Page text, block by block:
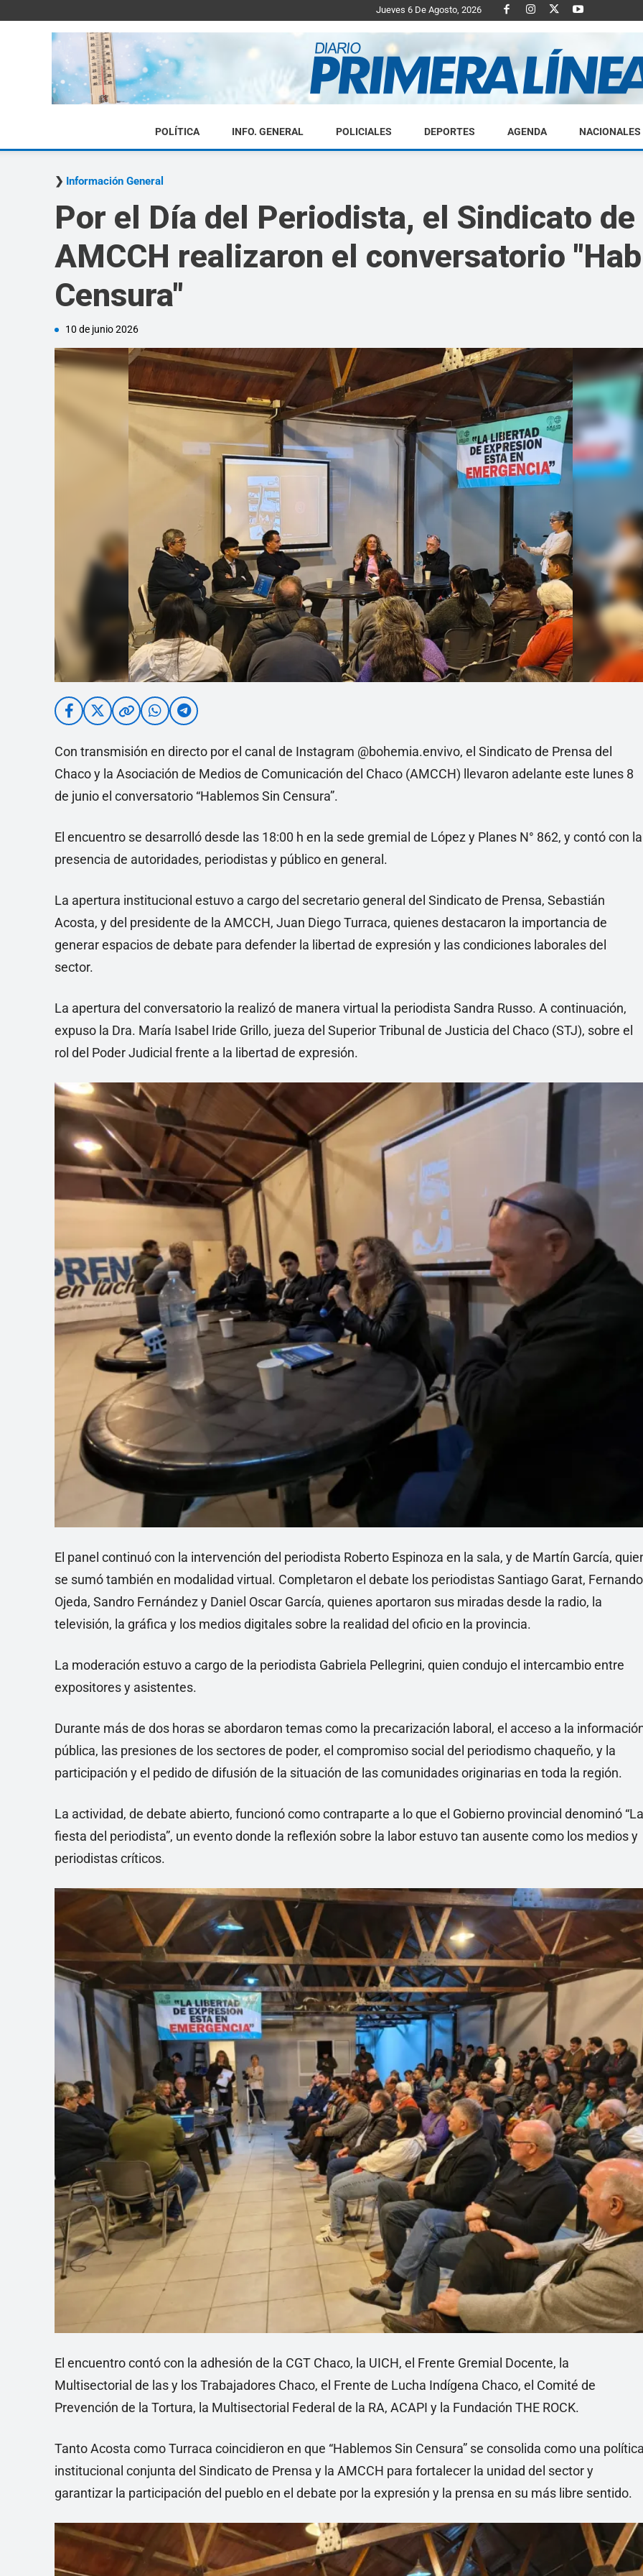
Jueves 6 De Agosto, 2026
Diario
Primera
POLÍTICA INFO. GENERAL POLICIALES DEPORTES AGENDA NACIONALES
Información General
Por el Día del Periodista, el Sindicato
AMCCH realizaron el conversatorio
Censura"
10 de junio 2026
Con transmisión en directo por el canal de Instagram @bohemia.envivo, el Sindicato de Prensa del
Chaco y la Asociación de Medios de Comunicación del Chaco (AMCCH) llevaron adelante este lunes 8
de junio el conversatorio “Hablemos Sin Censura”.
El encuentro se desarrolló desde las 18:00 h en la sede gremial de López y Planes N° 862, y contó con la
presencia de autoridades, periodistas y público en general.
La apertura institucional estuvo a cargo del secretario general del Sindicato de Prensa, Sebastián
Acosta, y del presidente de la AMCCH, Juan Diego Turraca, quienes destacaron la importancia de
generar espacios de debate para defender la libertad de expresión y las condiciones laborales del
sector.
La apertura del conversatorio la realizó de manera virtual la periodista Sandra Russo. A continuación,
expuso la Dra. María Isabel Iride Grillo, jueza del Superior Tribunal de Justicia del Chaco (STJ), sobre el
rol del Poder Judicial frente a la libertad de expresión.
El panel continuó con la intervención del periodista Roberto Espinoza en la sala, y de Martín García,
se sumó también en modalidad virtual. Completaron el debate los periodistas Santiago Garat, Fernando
Ojeda, Sandro Fernández y Daniel Oscar García, quienes aportaron sus miradas desde la radio, la
televisión, la gráfica y los medios digitales sobre la realidad del oficio en la provincia.
La moderación estuvo a cargo de la periodista Gabriela Pellegrini, quien condujo el intercambio entre
expositores y asistentes.
Durante más de dos horas se abordaron temas como la precarización laboral, el acceso a la
pública, las presiones de los sectores de poder, el compromiso social del periodismo chaqueño, y la
participación y el pedido de difusión de la situación de las comunidades originarias en toda la región.
La actividad, de debate abierto, funcionó como contraparte a lo que el Gobierno provincial denominó “La
fiesta del periodista”, un evento donde la reflexión sobre la labor estuvo tan ausente como los medios y
periodistas críticos.
El encuentro contó con la adhesión de la CGT Chaco, la UICH, el Frente Gremial Docente, la
Multisectorial de las y los Trabajadores Chaco, el Frente de Lucha Indígena Chaco, el Comité de
Prevención de la Tortura, la Multisectorial Federal de la RA, ACAPI y la Fundación THE ROCK.
Tanto Acosta como Turraca coincidieron en que “Hablemos Sin Censura” se consolida como una
institucional conjunta del Sindicato de Prensa y la AMCCH para fortalecer la unidad del sector y
garantizar la participación del pueblo en el debate por la expresión y la prensa en su más libre sentido.